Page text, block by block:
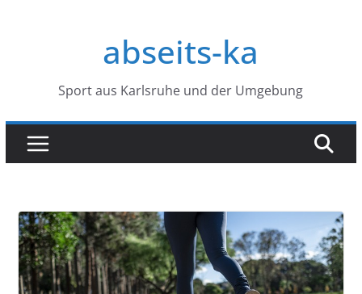
abseits-ka
Sport aus Karlsruhe und der Umgebung